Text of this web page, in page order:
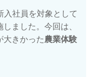
入社員を対象として
ました。今回は、
大きかった農業体験